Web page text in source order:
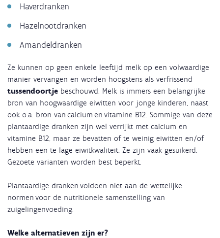
Haverdranken
Hazelnootdranken
Amandeldranken
Ze kunnen op geen enkele leeftijd melk op een volwaardige
manier vervangen en worden hoogstens als verfrissend
tussendoortje beschouwd. Melk is immers een belangrijke
bron van hoogwaardige eiwitten voor jonge kinderen, naast
ook o.a. bron van calcium en vitamine B12. Sommige van deze
plantaardige dranken zijn wel verrijkt met calcium en
vitamine B12, maar ze bevatten of te weinig eiwitten en/of
hebben een te lage eiwitkwaliteit. Ze zijn vaak gesuikerd.
Gezoete varianten worden best beperkt.
Plantaardige dranken voldoen niet aan de wettelijke
normen voor de nutritionele samenstelling van
zuigelingenvoeding.
Welke alternatieven zijn er?